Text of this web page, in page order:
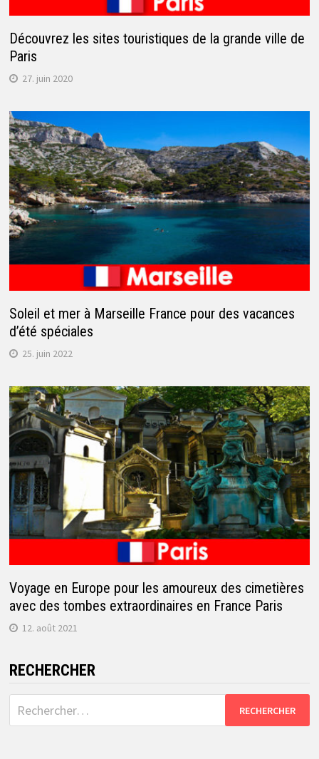
Découvrez les sites touristiques de la grande ville de
Paris
27. juin 2020
Soleil et mer à Marseille France pour des vacances
d’été spéciales
25. juin 2022
Voyage en Europe pour les amoureux des cimetières
avec des tombes extraordinaires en France Paris
12. août 2021
RECHERCHER
Rechercher :